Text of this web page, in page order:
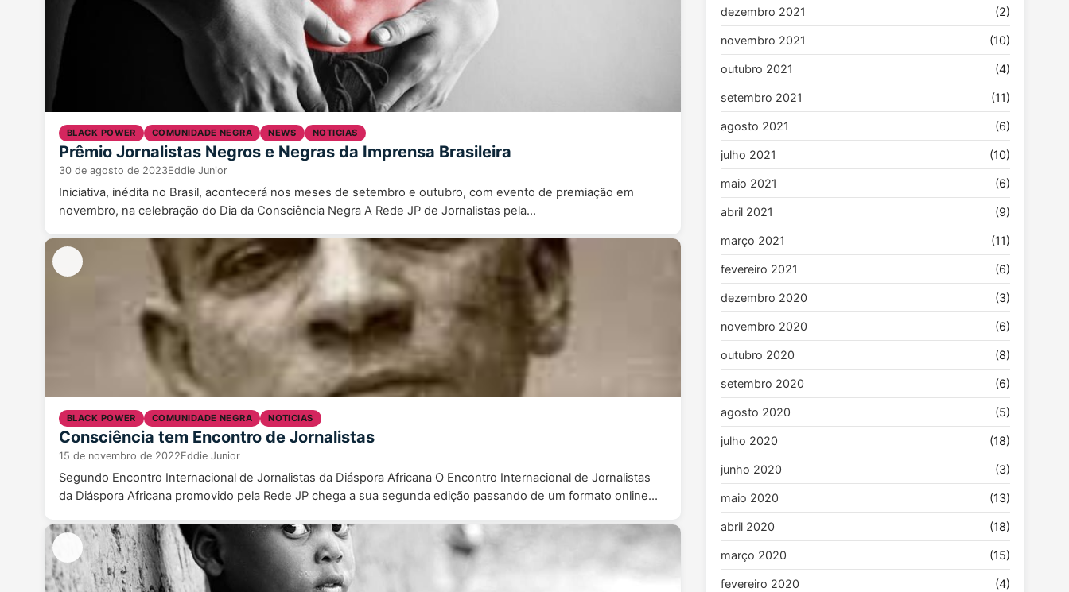
BLACK POWER COMUNIDADE NEGRA NEWS NOTICIAS
Prêmio Jornalistas Negros e Negras da Imprensa Brasileira
30 de agosto de 2023Eddie Junior
Iniciativa, inédita no Brasil, acontecerá nos meses de setembro e outubro, com evento de premiação em
novembro, na celebração do Dia da Consciência Negra A Rede JP de Jornalistas pela…
BLACK POWER COMUNIDADE NEGRA NOTICIAS
Consciência tem Encontro de Jornalistas
15 de novembro de 2022Eddie Junior
Segundo Encontro Internacional de Jornalistas da Diáspora Africana O Encontro Internacional de Jornalistas
da Diáspora Africana promovido pela Rede JP chega a sua segunda edição passando de um formato online…
dezembro 2021 (2)
novembro 2021 (10)
outubro 2021 (4)
setembro 2021 (11)
agosto 2021 (6)
julho 2021 (10)
maio 2021 (6)
abril 2021 (9)
março 2021 (11)
fevereiro 2021 (6)
dezembro 2020 (3)
novembro 2020 (6)
outubro 2020 (8)
setembro 2020 (6)
agosto 2020 (5)
julho 2020 (18)
junho 2020 (3)
maio 2020 (13)
abril 2020 (18)
março 2020 (15)
fevereiro 2020 (4)